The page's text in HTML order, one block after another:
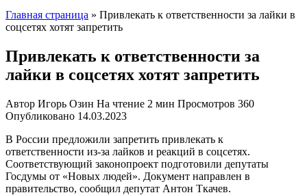
Главная страница » Привлекать к ответственности за лайки в
соцсетях хотят запретить
Привлекать к ответственности за
лайки в соцсетях хотят запретить
Автор Игорь Озин На чтение 2 мин Просмотров 360
Опубликовано 14.03.2023
В России предложили запретить привлекать к
ответственности из-за лайков и реакций в соцсетях.
Соответствующий законопроект подготовили депутаты
Госдумы от «Новых людей». Документ направлен в
правительство, сообщил депутат Антон Ткачев.